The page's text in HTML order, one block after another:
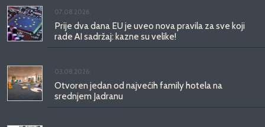
07.08.2026.
Prije dva dana EU je uveo nova pravila za sve koji
rade AI sadržaj: kazne su velike!
03.08.2026.
Otvoren jedan od najvećih family hotela na
srednjem Jadranu